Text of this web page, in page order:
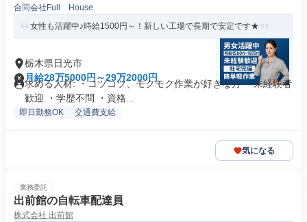
合同会社Full House
女性も活躍中♪時給1500円～！新しい工場で長期で安定です★
栃木県日光市
月給28万5000円～29万2000円
求める人材: ・コツコツ、モクモク作業が好きな方 ・未経験者
歓迎 ・学歴不問 ・資格...
即日勤務OK 交通費支給
気になる
業務委託
出前館の自転車配達員
株式会社 出前館